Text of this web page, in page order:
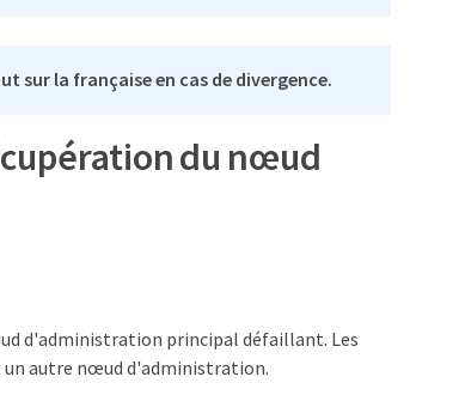
sur la française en cas de divergence.
du nœud
d'administration principal défaillant. Les
un autre nœud d'administration.